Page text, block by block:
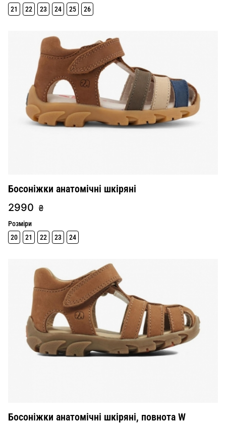
21
22 23 24 25 26
Босоніжки анатомічні шкіряні
2990 ₴
Розміри
20
21 22 23 24
Босоніжки анатомічні шкіряні, повнота W